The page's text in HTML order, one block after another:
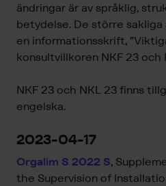
ändringar är av språklig,
betydelse. De större sakliga
en informationsskrift,
konsultvillkoren NKF 23 och
NKF 23 och NKL 23 finns
engelska.
2023-04-17
Orgalim S 2022 S, S
the Supervision of